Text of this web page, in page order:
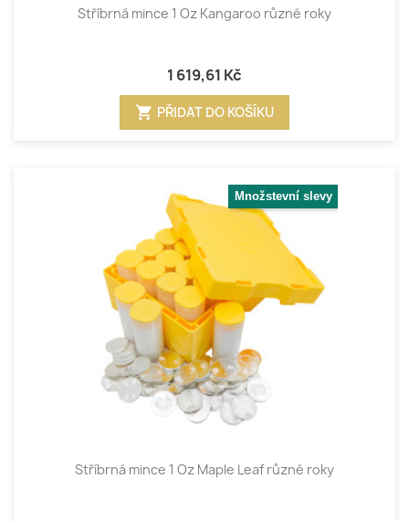
Stříbrná mince 1 Oz Kangaroo různé roky
1 619,61 Kč
shopping_cart PŘIDAT DO KOŠÍKU
Množstevní slevy
Stříbrná mince 1 Oz Maple Leaf různé roky